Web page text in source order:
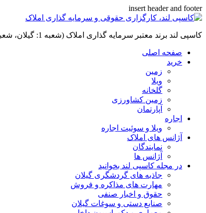
insert header and footer
کاسپی لند برند معتبر سرمایه گذاری املاک (شعبه 1: گیلان، شعبه 2: کردان، سهیلیه):خرید و فروش ،رهن و اجاره
صفحه اصلی
خرید
زمین
ویلا
گلخانه
زمین کشاورزی
آپارتمان
اجاره
ویلا و سوئیت اجاره
آژانس های املاک
نمایندگان
آژانس ها
در مجله کاسپی لند بخوانید
جاذبه های گردشگری گیلان
مهارت های مذاکره و فروش
حقوق و اخبار صنفی
صنایع دستی و سوغات گیلان